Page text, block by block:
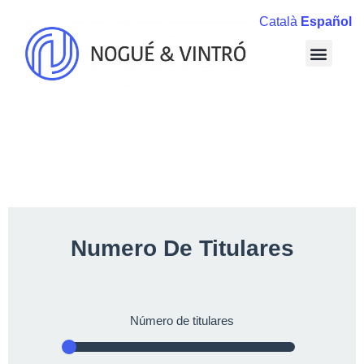
Numero De Titulares
Número de titulares
Català Español